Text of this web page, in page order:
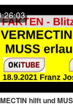
hilft und